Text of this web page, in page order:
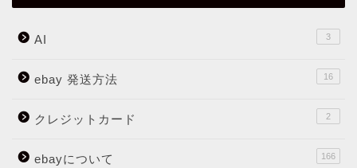
AI 3
ebay 発送方法 16
クレジットカード 2
ebayについて 166